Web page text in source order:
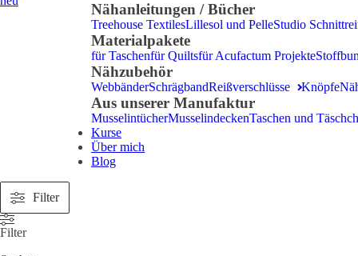
Nähanleitungen / Bücher
Treehouse TextilesLillesol und PelleStudio
Materialpakete
für Taschenfür Quiltsfür Acufactum Projekte
Nähzubehör
WebbänderSchrägbandReißverschlüsse Knöpfe
Aus unserer Manufaktur
MusselintücherMusselindeckenTaschen und
Kurse
Über mich
Blog
Filter
Filter